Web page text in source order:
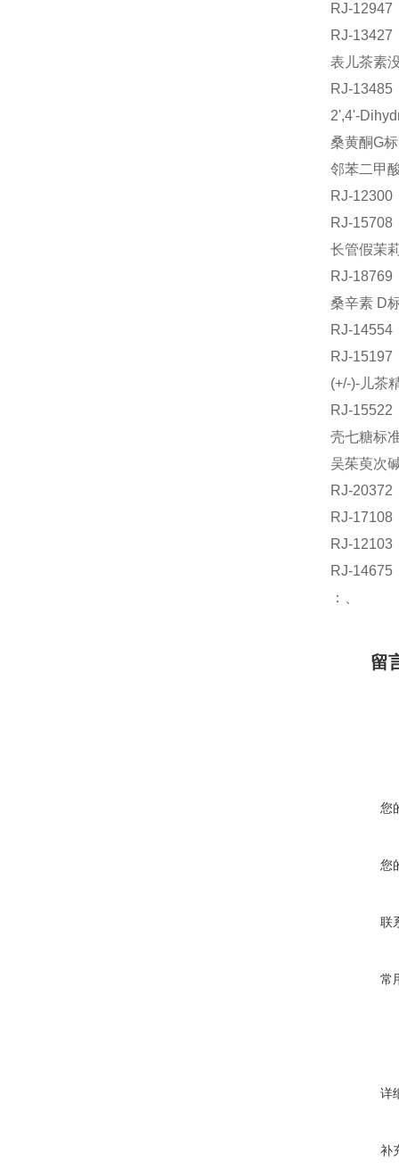
RJ-
RJ-
表儿茶素
RJ-
2',4'-
桑黄酮G
邻苯二甲
RJ-
RJ-
长管假茉
RJ-
桑辛素 D
RJ-
RJ-
(+/-)-儿茶
RJ-
壳七糖标
吴茱萸次
RJ-
RJ-
RJ-
RJ-
：、
留
您
您
联
常
详
补